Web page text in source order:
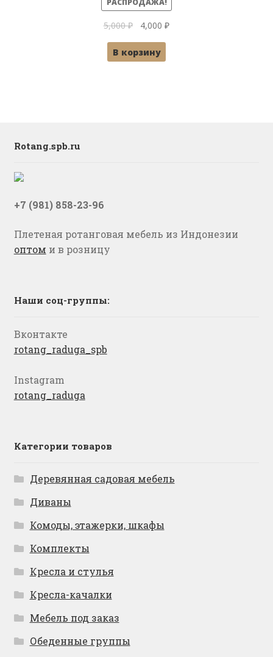
5,000₽
Первоначальная
составляла
4,000₽Текущая
В корзину
Rotang.spb.ru
+7 (981) 858-23-96
Плетеная ротанговая мебель из Индонезии
оптом и в розницу
Наши соц-группы:
Вконтакте
rotang_raduga_spb
Instagram
rotang_raduga
Категории товаров
Деревянная садовая мебель
Диваны
Комоды, этажерки, шкафы
Комплекты
Кресла и стулья
Кресла-качалки
Мебель под заказ
Обеденные группы